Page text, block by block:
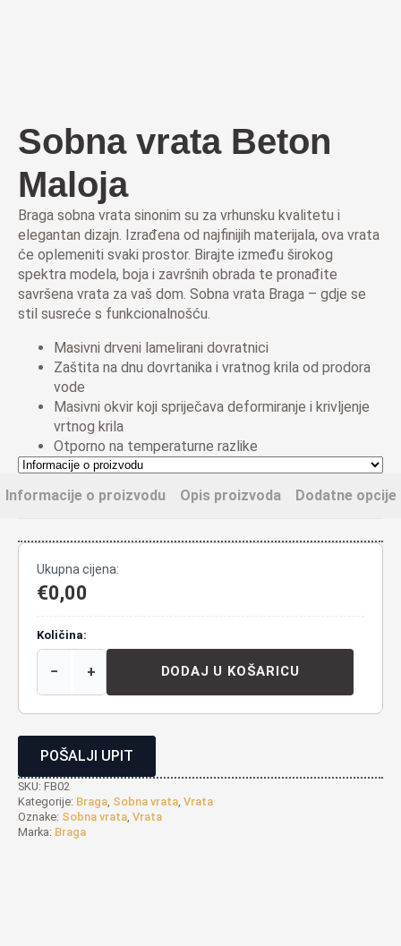
Sobna vrata Beton
Maloja
Braga sobna vrata sinonim su za vrhunsku kvalitetu i
elegantan dizajn. Izrađena od najfinijih materijala, ova vrata
će oplemeniti svaki prostor. Birajte između širokog
spektra modela, boja i završnih obrada te pronađite
savršena vrata za vaš dom. Sobna vrata Braga – gdje se
stil susreće s funkcionalnošću.
Masivni drveni lamelirani dovratnici
Zaštita na dnu dovrtanika i vratnog krila od prodora
vode
Masivni okvir koji spriječava deformiranje i krivljenje
vrtnog krila
Otporno na temperaturne razlike
Informacije o proizvodu Opis proizvoda Dodatne opcije
Ukupna cijena:
€0,00
Količina:
− + DODAJ U KOŠARICU
POŠALJI UPIT
SKU: FB02
Kategorije: Braga Sobna vrata Vrata
Oznake: Sobna vrata Vrata
Marka: Braga